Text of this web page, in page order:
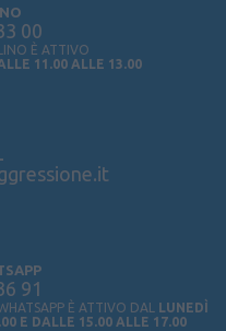
00
È ATTIVO
11.00 ALLE 13.00
91
È ATTIVO DAL LUNEDÌ
E DALLE 15.00 ALLE 17.00